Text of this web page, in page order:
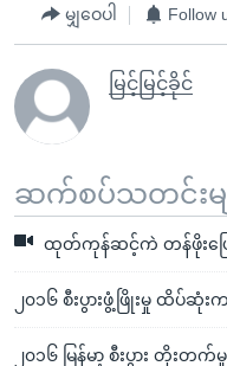
မျှဝေပါ Follow
မြင့်မြင့်ခိုင်
ဆက်စပ်သတင်းမျ
ထုတ်ကုန်ဆင့်ကဲ တန်ဖိုးပြော
၂၀၁၆ စီးပွားဖွံ့ဖြိုးမှု ထိပ်ဆုံးက
၂၀၁၆ မြန်မာ့ စီးပွား တိုးတ